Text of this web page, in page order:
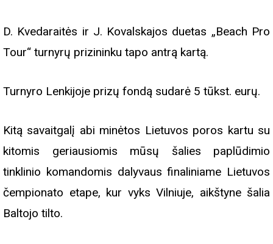
D. Kvedaraitės ir J. Kovalskajos duetas „Beach Pro
Tour“ turnyrų prizininku tapo antrą kartą.
Turnyro Lenkijoje prizų fondą sudarė 5 tūkst. eurų.
Kitą savaitgalį abi minėtos Lietuvos poros kartu su
kitomis geriausiomis mūsų šalies paplūdimio
tinklinio komandomis dalyvaus finaliniame Lietuvos
čempionato etape, kur vyks Vilniuje, aikštyne šalia
Baltojo tilto.